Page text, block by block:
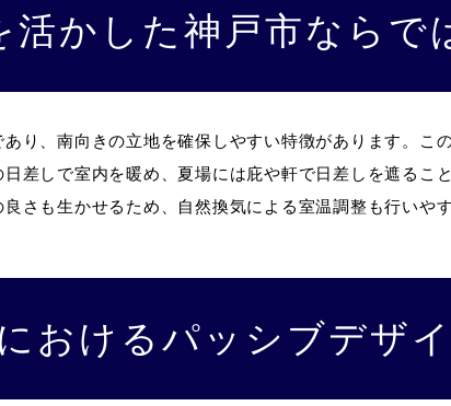
活かした神戸市ならで
り、南向きの立地を確保しやすい特徴があります。こ
差しで室内を暖め、夏場には庇や軒で日差しを遮るこ
さも生かせるため、自然換気による室温調整も行いやす
おけるパッシブデザ